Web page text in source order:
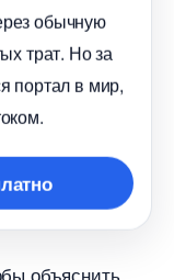
обычную
трат. Но за
портал в мир,
объяснить